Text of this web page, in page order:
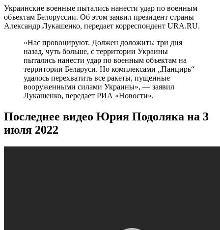
Украинские военные пытались нанести удар по военным
объектам Белоруссии. Об этом заявил президент страны
Александр Лукашенко, передает корреспондент URA.RU.
«Нас провоцируют. Должен доложить: три дня
назад, чуть больше, с территории Украины
пытались нанести удар по военным объектам на
территории Беларуси. Но комплексами „Панцирь“
удалось перехватить все ракеты, пущенные
вооруженными силами Украины», — заявил
Лукашенко, передает РИА «Новости».
Последнее видео Юрия Подоляка на 3
июля 2022